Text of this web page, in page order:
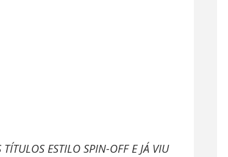
ESTILO SPIN-OFF E JÁ VIU